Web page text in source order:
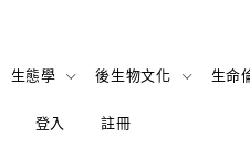
生態學 後生物文化 生命
登入 註冊